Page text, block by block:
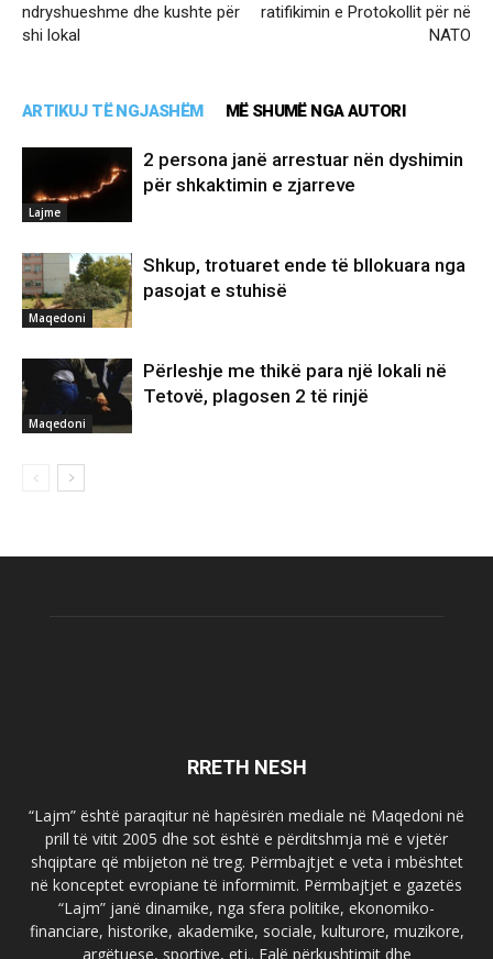
ndryshueshme dhe kushte për
shi lokal
ratifikimin e Protokollit për në
NATO
ARTIKUJ TË NGJASHËM MË SHUMË NGA AUTORI
Lajme
2 persona janë arrestuar nën dyshimin
për shkaktimin e zjarreve
Maqedoni
Shkup, trotuaret ende të bllokuara nga
pasojat e stuhisë
Maqedoni
Përleshje me thikë para një lokali në
Tetovë, plagosen 2 të rinjë
RRETH NESH
“Lajm” është paraqitur në hapësirën mediale në Maqedoni në
prill të vitit 2005 dhe sot është e përditshmja më e vjetër
shqiptare që mbijeton në treg. Përmbajtjet e veta i mbështet
në konceptet evropiane të informimit. Përmbajtjet e gazetës
“Lajm” janë dinamike, nga sfera politike, ekonomiko-
financiare, historike, akademike, sociale, kulturore, muzikore,
argëtuese, sportive, etj.. Falë përkushtimit dhe